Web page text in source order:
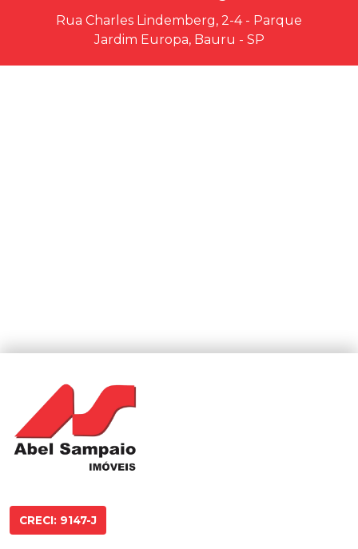
Rua Charles Lindemberg, 2-4 - Parque
Jardim Europa, Bauru - SP
CRECI: 9147-J